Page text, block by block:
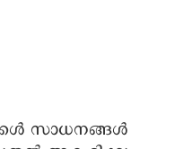
സാധനങ്ങള്‍